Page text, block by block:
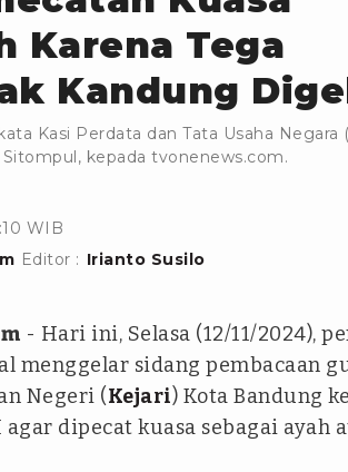
Karena Tega
Kandung
Kasi Perdata dan Tata Usaha Negara
kepada tvonenews.com.
WIB
Editor : Irianto Susilo
- Hari ini, Selasa (12/11/2024),
menggelar sidang pembacaan
Negeri (Kejari) Kota Bandung
dipecat kuasa sebagai ayah